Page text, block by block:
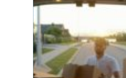
entreprenadarbeten. När
eller andra vä...